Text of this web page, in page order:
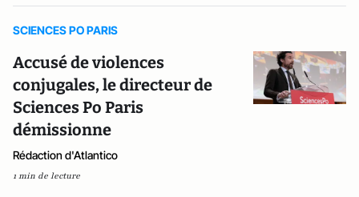
SCIENCES PO PARIS
Accusé de violences
conjugales, le directeur de
Sciences Po Paris
démissionne
Rédaction d'Atlantico
1 min de lecture